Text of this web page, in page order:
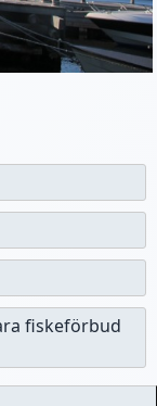
fiskeförbud